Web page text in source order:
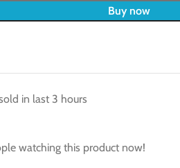
Buy now
in last 3 hours
watching this product now!